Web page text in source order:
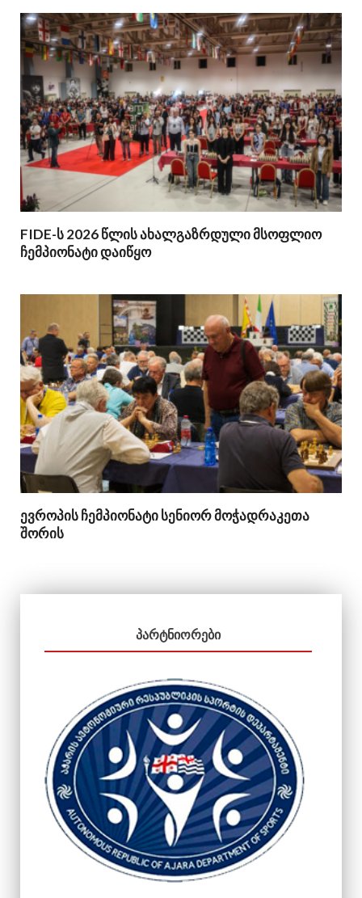
FIDE-ს 2026 წლის ახალგაზრდული მსოფლიო
ჩემპიონატი დაიწყო
ევროპის ჩემპიონატი სენიორ მოჭადრაკეთა
შორის
ᲞᲐᲠᲢᲜᲘᲝᲠᲔᲑᲘ